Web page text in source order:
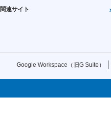
関連サイト
Google Workspace（旧G Suite）